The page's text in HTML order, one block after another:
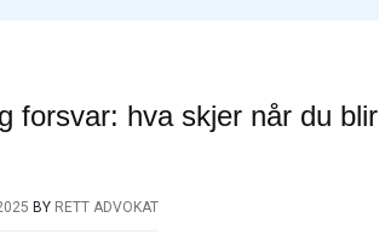
forsvar: hva skjer når du blir
BY RETT ADVOKAT